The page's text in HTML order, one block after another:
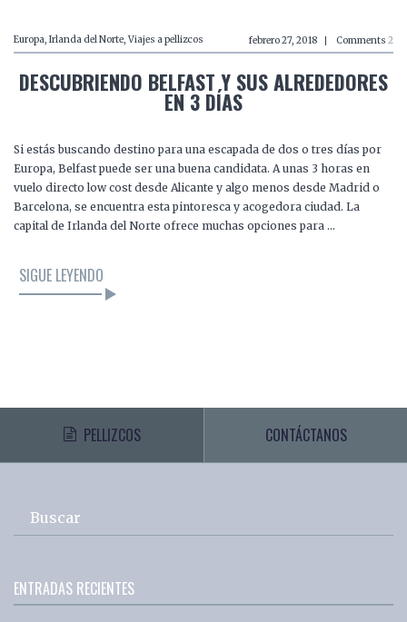
Europa Irlanda del Norte Viajes a pellizcos febrero 27, 2018 Comments 2
DESCUBRIENDO BELFAST Y SUS ALREDEDORES
EN 3 DÍAS
Si estás buscando destino para una escapada de dos o tres días por
Europa, Belfast puede ser una buena candidata. A unas 3 horas en
vuelo directo low cost desde Alicante y algo menos desde Madrid o
Barcelona, se encuentra esta pintoresca y acogedora ciudad. La
capital de Irlanda del Norte ofrece muchas opciones para …
SIGUE LEYENDO
PELLIZCOS CONTÁCTANOS
Buscar
ENTRADAS RECIENTES